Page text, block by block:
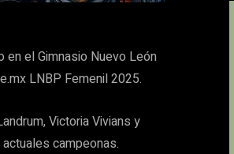
en el Gimnasio Nuevo León
LNBP Femenil 2025.
Victoria Vivians y
campeonas.